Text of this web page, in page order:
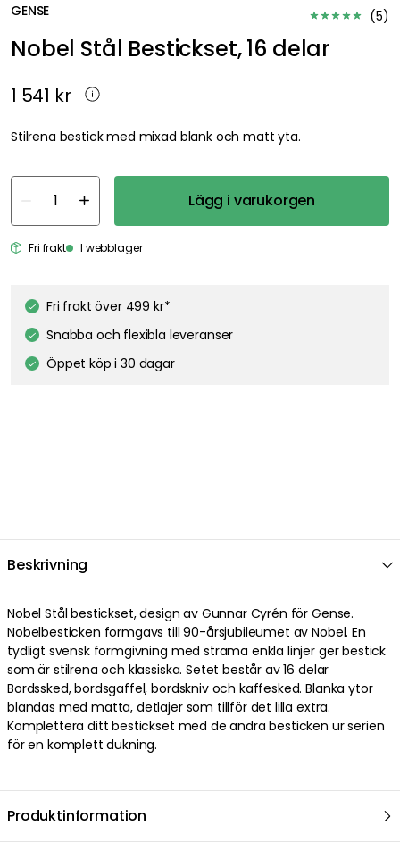
GENSE (5)
Nobel Stål Bestickset, 16 delar
1 541 kr
Stilrena bestick med mixad blank och matt yta.
Lägg i varukorgen
Fri frakt I webblager
Fri frakt över 499 kr*
Snabba och flexibla leveranser
Öppet köp i 30 dagar
Beskrivning
Nobel Stål bestickset, design av Gunnar Cyrén för Gense.
Nobelbesticken formgavs till 90-årsjubileumet av Nobel. En
tydligt svensk formgivning med strama enkla linjer ger bestick
som är stilrena och klassiska. Setet består av 16 delar –
Bordssked, bordsgaffel, bordskniv och kaffesked. Blanka ytor
blandas med matta, detlajer som tillför det lilla extra.
Komplettera ditt bestickset med de andra besticken ur serien
för en komplett dukning.
Produktinformation